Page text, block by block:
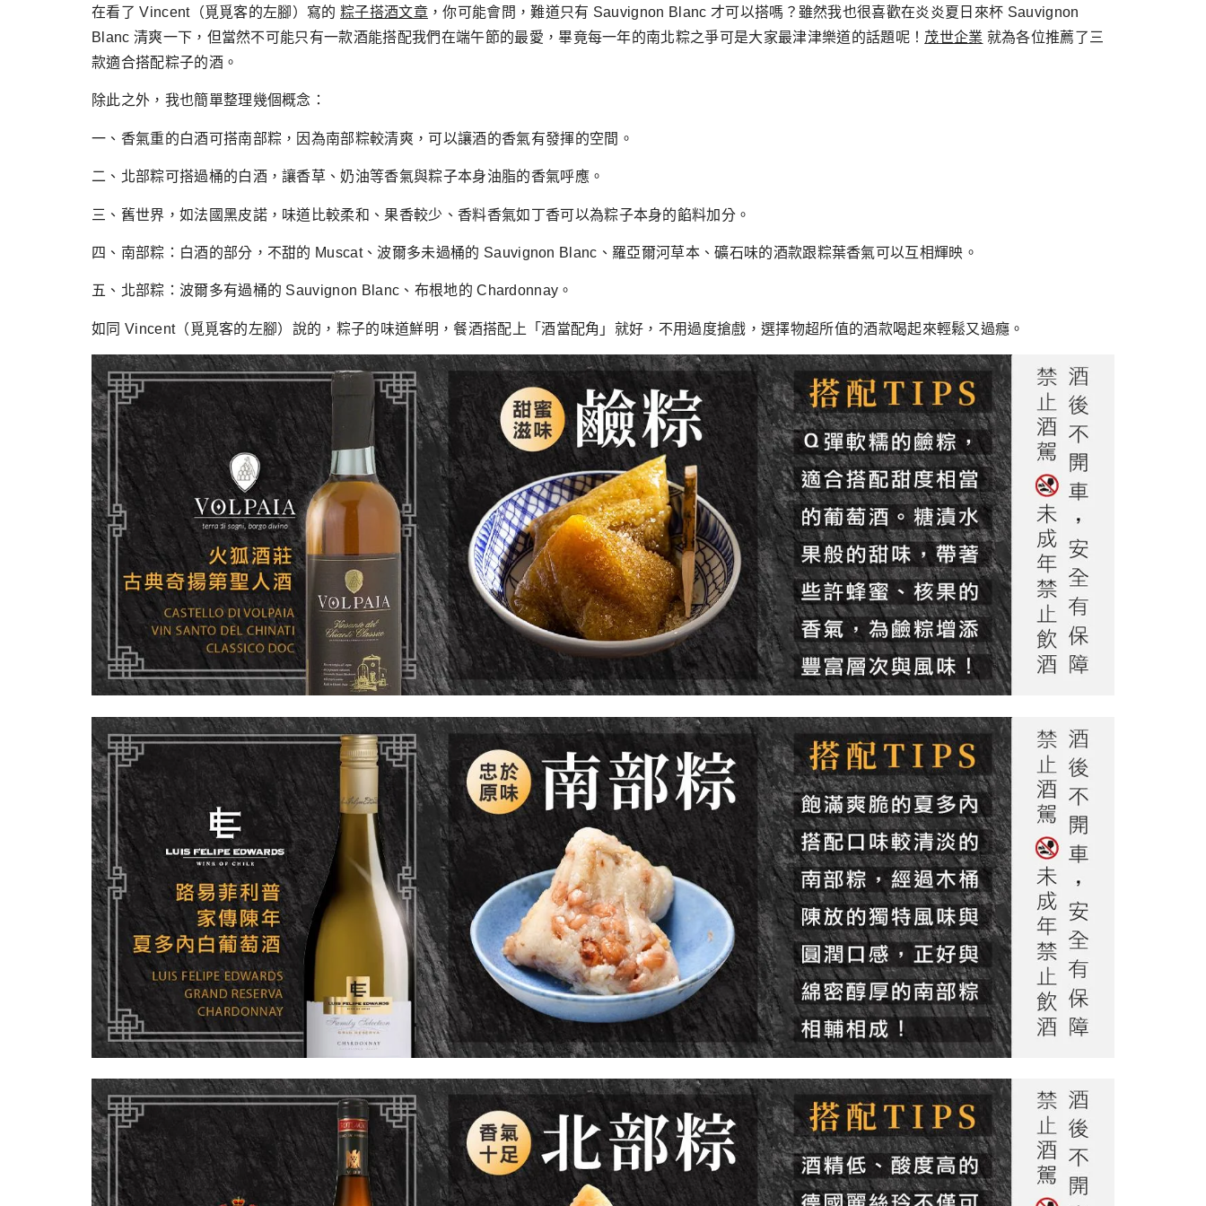
在看了 Vincent（覓覓客的左腳）寫的粽子搭酒文章，你可能會問，難道只有 Sauvignon Blanc 才可以搭嗎？雖然我也很喜歡在炎炎夏日來杯 Sauvignon
Blanc 清爽一下，但當然不可能只有一款酒能搭配我們在端午節的最愛，畢竟每一年的南北粽之爭可是大家最津津樂道的話題呢！ 茂世企業 就為各位推薦了三
款適合搭配粽子的酒。
除此之外，我也簡單整理幾個概念：
一、香氣重的白酒可搭南部粽，因為南部粽較清爽，可以讓酒的香氣有發揮的空間。
二、北部粽可搭過桶的白酒，讓香草、奶油等香氣與粽子本身油脂的香氣呼應。
三、舊世界，如法國黑皮諾，味道比較柔和、果香較少、香料香氣如丁香可以為粽子本身的餡料加分。
四、南部粽：白酒的部分，不甜的 Muscat、波爾多未過桶的 Sauvignon Blanc、羅亞爾河草本、礦石味的酒款跟粽葉香氣可以互相輝映。
五、北部粽：波爾多有過桶的 Sauvignon Blanc、布根地的 Chardonnay。
如同 Vincent（覓覓客的左腳）說的，粽子的味道鮮明，餐酒搭配上「酒當配角」就好，不用過度搶戲，選擇物超所值的酒款喝起來輕鬆又過癮。